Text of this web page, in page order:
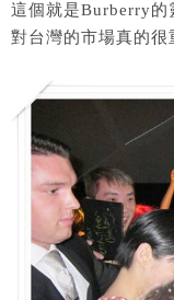
這個就是Burberry的
對台灣的市場真的